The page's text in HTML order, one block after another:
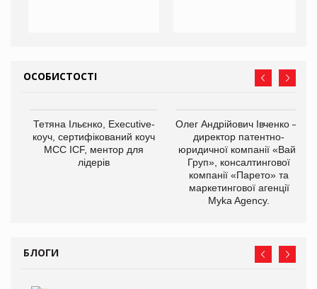
ОСОБИСТОСТІ
Тетяна Ільєнко, Executive-
коуч, сертифікований коуч
МСС ICF, ментор для
лідерів
Олег Андрійович Івченко —
директор патентно-
юридичної компанії «Вайз
Груп», консалтингової
компанії «Парето» та
маркетингової агенції
Myka Agency.
БЛОГИ